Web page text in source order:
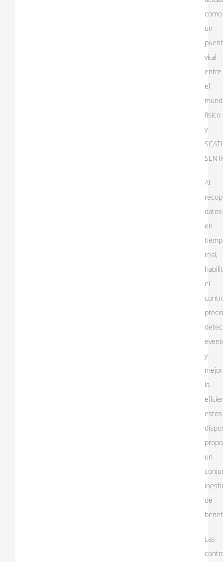
como
un
vital
entre
el
físico
y
SCATI
Al
datos
en
real,
el
y
la
estos
un
de
Las